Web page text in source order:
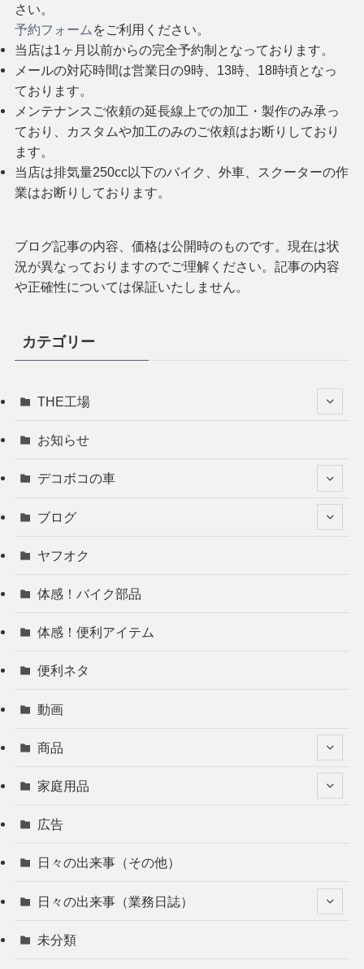
さい。
予約フォーム をご利用ください。
当店は1ヶ月以前からの完全予約制となっております。
メールの対応時間は営業日の9時、13時、18時頃となっ
ております。
メンテナンスご依頼の延長線上での加工・製作のみ承っ
ており、カスタムや加工のみのご依頼はお断りしており
ます。
当店は排気量250cc以下のバイク、外車、スクーターの作
業はお断りしております。
ブログ記事の内容、価格は公開時のものです。現在は状
況が異なっておりますのでご理解ください。記事の内容
や正確性については保証いたしません。
カテゴリー
THE工場
お知らせ
デコボコの車
ブログ
ヤフオク
体感！バイク部品
体感！便利アイテム
便利ネタ
動画
商品
家庭用品
広告
日々の出来事（その他）
日々の出来事（業務日誌）
未分類